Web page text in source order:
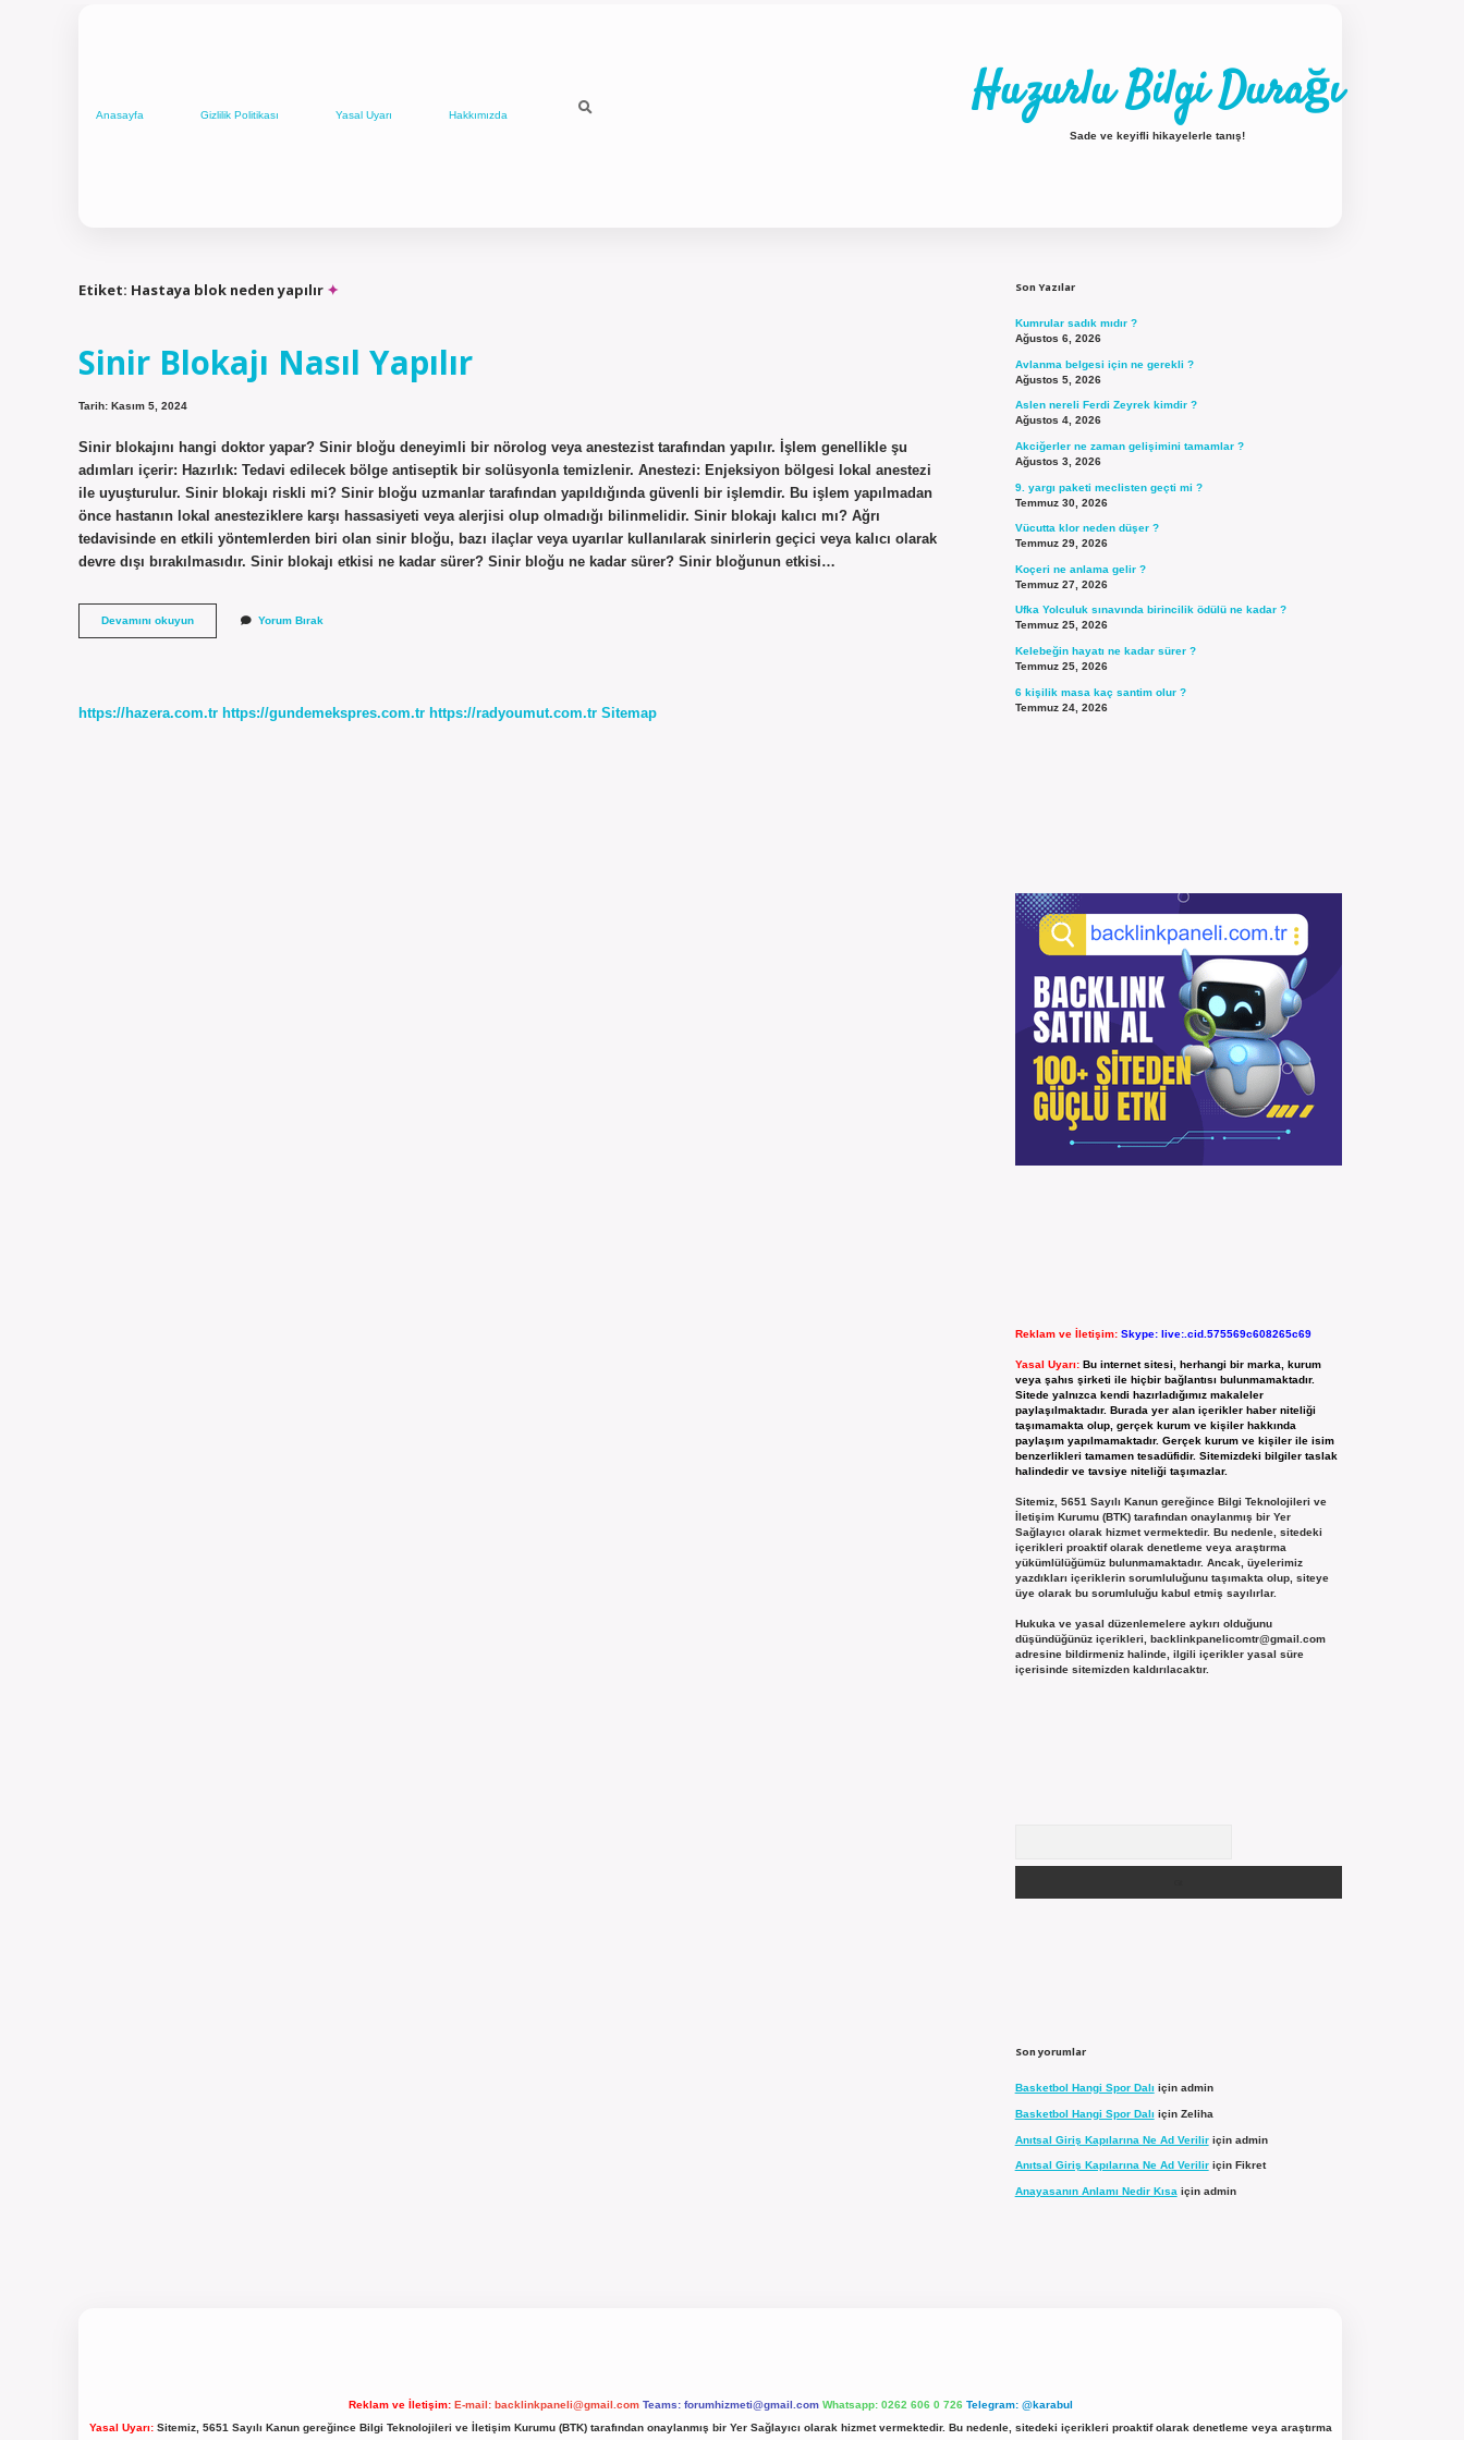
Anasayfa Gizlilik Politikası Yasal Uyarı Hakkımızda Huzurlu Bilgi Durağı
Sade ve keyifli hikayelerle tanış!
Etiket: Hastaya blok neden yapılır
Sinir Blokajı Nasıl Yapılır
Tarih: Kasım 5, 2024
Sinir blokajını hangi doktor yapar? Sinir bloğu deneyimli bir nörolog veya anestezist tarafından yapılır. İşlem genellikle şu
adımları içerir: Hazırlık: Tedavi edilecek bölge antiseptik bir solüsyonla temizlenir. Anestezi: Enjeksiyon bölgesi lokal anestezi
ile uyuşturulur. Sinir blokajı riskli mi? Sinir bloğu uzmanlar tarafından yapıldığında güvenli bir işlemdir. Bu işlem yapılmadan
önce hastanın lokal anesteziklere karşı hassasiyeti veya alerjisi olup olmadığı bilinmelidir. Sinir blokajı kalıcı mı? Ağrı
tedavisinde en etkili yöntemlerden biri olan sinir bloğu, bazı ilaçlar veya uyarılar kullanılarak sinirlerin geçici veya kalıcı olarak
devre dışı bırakılmasıdır. Sinir blokajı etkisi ne kadar sürer? Sinir bloğu ne kadar sürer? Sinir bloğunun etkisi…
Devamını okuyunSinir
Blokajı
Yorum Bırak
https://hazera.com.tr https://gundemekspres.com.tr https://radyoumut.com.tr Sitemap
Son Yazılar
Kumrular sadık mıdır ?
Ağustos 6, 2026
Avlanma belgesi için ne gerekli ?
Ağustos 5, 2026
Aslen nereli Ferdi Zeyrek kimdir ?
Ağustos 4, 2026
Akciğerler ne zaman gelişimini tamamlar ?
Ağustos 3, 2026
9. yargı paketi meclisten geçti mi ?
Temmuz 30, 2026
Vücutta klor neden düşer ?
Temmuz 29, 2026
Koçeri ne anlama gelir ?
Temmuz 27, 2026
Ufka Yolculuk sınavında birincilik ödülü ne kadar ?
Temmuz 25, 2026
Kelebeğin hayatı ne kadar sürer ?
Temmuz 25, 2026
6 kişilik masa kaç santim olur ?
Temmuz 24, 2026
Reklam ve İletişim: Skype: live:.cid.575569c608265c69
Yasal Uyarı: Bu internet sitesi, herhangi bir marka, kurum
veya şahıs şirketi ile hiçbir bağlantısı bulunmamaktadır.
Sitede yalnızca kendi hazırladığımız makaleler
paylaşılmaktadır. Burada yer alan içerikler haber niteliği
taşımamakta olup, gerçek kurum ve kişiler hakkında
paylaşım yapılmamaktadır. Gerçek kurum ve kişiler ile isim
benzerlikleri tamamen tesadüfidir. Sitemizdeki bilgiler taslak
halindedir ve tavsiye niteliği taşımazlar.
Sitemiz, 5651 Sayılı Kanun gereğince Bilgi Teknolojileri ve
İletişim Kurumu (BTK) tarafından onaylanmış bir Yer
Sağlayıcı olarak hizmet vermektedir. Bu nedenle, sitedeki
içerikleri proaktif olarak denetleme veya araştırma
yükümlülüğümüz bulunmamaktadır. Ancak, üyelerimiz
yazdıkları içeriklerin sorumluluğunu taşımakta olup, siteye
üye olarak bu sorumluluğu kabul etmiş sayılırlar.
Hukuka ve yasal düzenlemelere aykırı olduğunu
düşündüğünüz içerikleri, backlinkpanelicomtr@gmail.com
adresine bildirmeniz halinde, ilgili içerikler yasal süre
içerisinde sitemizden kaldırılacaktır.
Son yorumlar
Basketbol Hangi Spor Dalı için admin
Basketbol Hangi Spor Dalı için Zeliha
Anıtsal Giriş Kapılarına Ne Ad Veriliriçin admin
Anıtsal Giriş Kapılarına Ne Ad Veriliriçin Fikret
Anayasanın Anlamı Nedir Kısa için admin
Reklam ve İletişim: E-mail: backlinkpaneli@gmail.com Teams: forumhizmeti@gmail.com Whatsapp: 0262 606 0 726 Telegram: @karabul
Yasal Uyarı:Sitemiz, 5651 Sayılı Kanun gereğince Bilgi Teknolojileri ve İletişim Kurumu (BTK) tarafından onaylanmış bir Yer Sağlayıcı olarak hizmet vermektedir. Bu nedenle, sitedeki içerikleri proaktif olarak denetleme veya araştırma